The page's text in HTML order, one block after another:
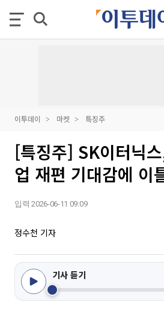
이투데이 마켓 특징주
[특징주] SK이터닉
업 재편 기대감에 이
입력 2026-06-11 09:09
정수천 기자
기사 듣기